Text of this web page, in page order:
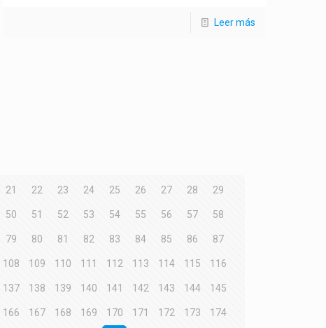
Leer más
21 22 23 24 25 26 27 28 29
50 51 52 53 54 55 56 57 58
79 80 81 82 83 84 85 86 87
108 109 110 111 112 113 114 115 116
137 138 139 140 141 142 143 144 145
166 167 168 169 170 171 172 173 174